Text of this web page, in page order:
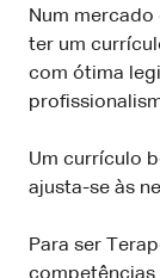
Num
ter um
com ótima
Um currículo
ajusta-se às
Para ser